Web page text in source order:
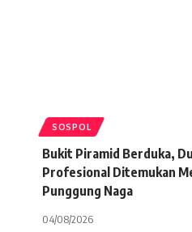
SOSPOL
Bukit Piramid Berduka,
Profesional Ditemukan
Punggung Naga
04/08/2026